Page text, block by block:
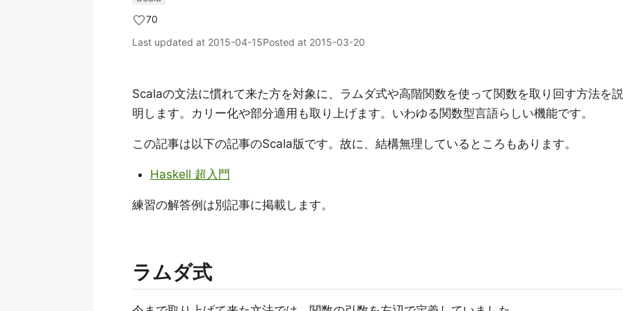
70
Last updated at 2015-04-15Posted at 2015-03-20
Scalaの文法に慣れて来た方を対象に、ラムダ式や高階関数を使って関数を取り回す方法を説
明します。カリー化や部分適用も取り上げます。いわゆる関数型言語らしい機能です。
この記事は以下の記事のScala版です。故に、結構無理しているところもあります。
Haskell 超入門
練習の解答例は別記事に掲載します。
ラムダ式